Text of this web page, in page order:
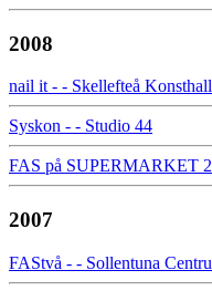
2008
nail it - - Skellefteå Konsthall
Syskon - - Studio 44
FAS på SUPERMARKET
2007
FAStvå - - Sollentuna